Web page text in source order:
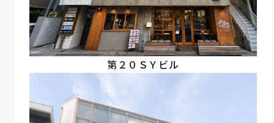
第２０ＳＹビル